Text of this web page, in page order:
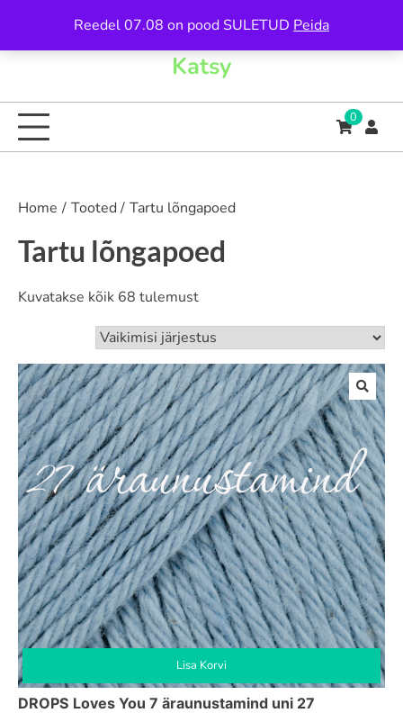
Reedel 07.08 on pood SULETUD Peida
content
Katsy
0
Home Tooted Tartu lõngapoed
Tartu lõngapoed
Kuvatakse kõik 68 tulemust
Lisa Korvi
DROPS Loves You 7 äraunustamind uni 27